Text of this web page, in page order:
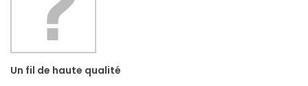
Un fil de haute qualité